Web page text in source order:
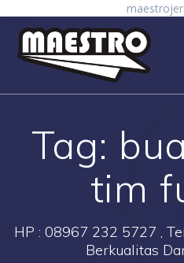
Tag:
tim
HP : 08967 232 5727 ,
Berkualitas